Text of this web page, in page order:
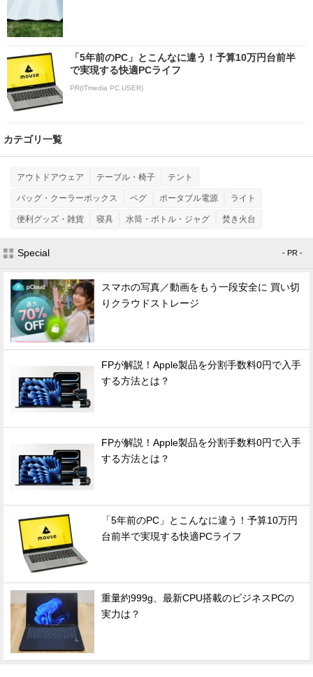
「5年前のPC」とこんなに違う！予算10万円台前半
で実現する快適PCライフ
PR(ITmedia PC USER)
カテゴリ一覧
アウトドアウェア テーブル・椅子 テント
バッグ・クーラーボックス ペグ ポータブル電源 ライト
便利グッズ・雑貨 寝具 水筒・ボトル・ジャグ 焚き火台
Special - PR -
スマホの写真／動画をもう一段安全に 買い切
りクラウドストレージ
FPが解説！Apple製品を分割手数料0円で入手
する方法とは？
FPが解説！Apple製品を分割手数料0円で入手
する方法とは？
「5年前のPC」とこんなに違う！予算10万円
台前半で実現する快適PCライフ
重量約999g、最新CPU搭載のビジネスPCの
実力は？